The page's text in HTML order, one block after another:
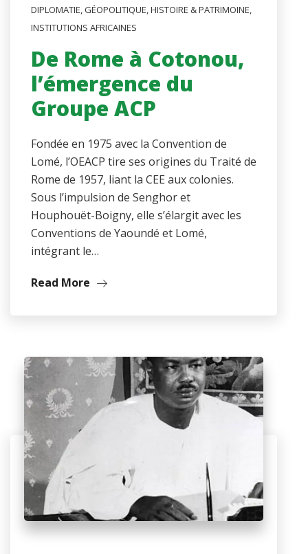
DIPLOMATIE,GÉOPOLITIQUE,HISTOIRE & PATRIMOINE,
INSTITUTIONS AFRICAINES
De Rome à Cotonou,
l’émergence du
Groupe ACP
Fondée en 1975 avec la Convention de
Lomé, l’OEACP tire ses origines du Traité de
Rome de 1957, liant la CEE aux colonies.
Sous l’impulsion de Senghor et
Houphouët-Boigny, elle s’élargit avec les
Conventions de Yaoundé et Lomé,
intégrant le…
Read More